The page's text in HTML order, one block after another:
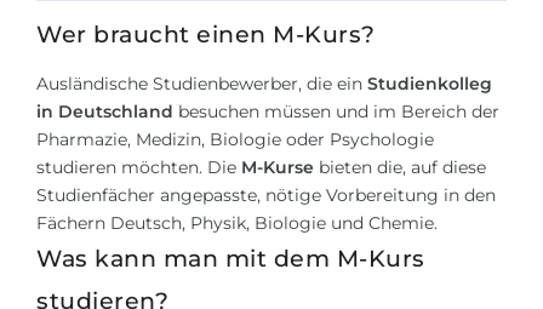
BERUFSORIENTIERUNG
Holland-Test
Interessenkarte-Test
RIASEC-Test
Erfolgzu
100%
Anderes Fach
BEWERBEN AUS …
Russland
Ukraine
Kasachstan
Aserbaidschan
Armenien
Wer braucht einen M-Kurs?
Ausländische Studienbewerber, die ein Studienkolleg
in Deutschland besuchen müssen und im Bereich der
Pharmazie, Medizin, Biologie oder Psychologie
studieren möchten. Die M-Kurse bieten die, auf diese
Studienfächer angepasste, nötige Vorbereitung in den
Fächern Deutsch, Physik, Biologie und Chemie.
Was kann man mit dem M-Kurs
studieren?